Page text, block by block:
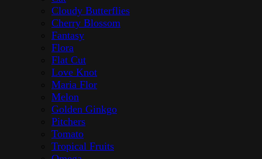
Cloudy Butterflies
Cherry Blossom
Fantasy
Flora
Flat Cut
Love Knot
Maria Flor
Melon
Golden Ginkgo
Pitchers
Tomato
Tropical Fruits